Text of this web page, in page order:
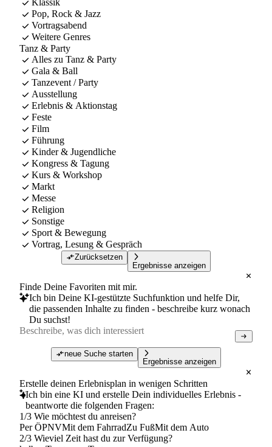
Klassik
Pop, Rock & Jazz
Vortragsabend
Weitere Genres
Tanz & Party
Alles zu Tanz & Party
Gala & Ball
Tanzevent / Party
Ausstellung
Erlebnis & Aktionstag
Feste
Film
Führung
Kinder & Jugendliche
Kongress & Tagung
Kurs & Workshop
Markt
Messe
Religion
Sonstige
Sport & Bewegung
Vortrag, Lesung & Gespräch
Zurücksetzen
Ergebnisse anzeigen
Finde Deine Favoriten mit mir.
Ich bin Deine KI-gestützte Suchfunktion und helfe Dir,
die passenden Inhalte zu finden - beschreibe kurz wonach
Du suchst!
neue Suche starten
Ergebnisse anzeigen
Erstelle deinen Erlebnisplan in wenigen Schritten
Ich bin eine KI und erstelle Dein individuelles Erlebnis -
beantworte die folgenden Fragen:
1/3 Wie möchtest du anreisen?
Per ÖPNVMit dem FahrradZu FußMit dem Auto
2/3 Wieviel Zeit hast du zur Verfügung?